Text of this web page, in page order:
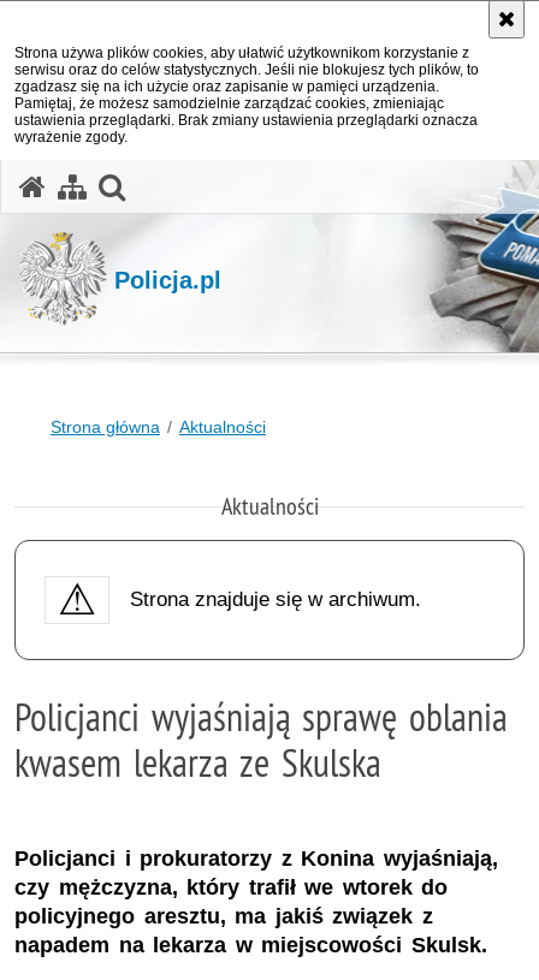
Strona używa plików cookies, aby ułatwić użytkownikom korzystanie z
serwisu oraz do celów statystycznych. Jeśli nie blokujesz tych plików, to
zgadzasz się na ich użycie oraz zapisanie w pamięci urządzenia.
Pamiętaj, że możesz samodzielnie zarządzać cookies, zmieniając
ustawienia przeglądarki. Brak zmiany ustawienia przeglądarki oznacza
wyrażenie zgody.
Policja.pl
Strona główna Aktualności
Aktualności
Strona znajduje się w archiwum.
Policjanci wyjaśniają sprawę oblania
kwasem lekarza ze Skulska
Policjanci i prokuratorzy z Konina wyjaśniają,
czy mężczyzna, który trafił we wtorek do
policyjnego aresztu, ma jakiś związek z
napadem na lekarza w miejscowości Skulsk.